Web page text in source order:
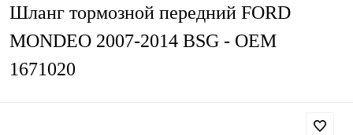
Шланг тормозной передний FORD
MONDEO 2007-2014 BSG - OEM
1671020